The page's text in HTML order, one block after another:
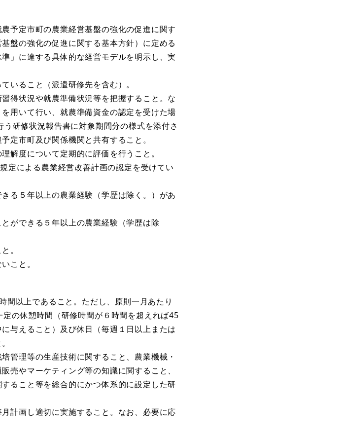
予定市町の農業経営基盤の強化の促進に関す
盤の強化の促進に関する基本方針）に定める
」に達する具体的な経営モデルを明示し、実
ること（派遣研修先を含む）。
得状況や就農準備状況等を把握すること。な
用いて行い、就農準備資金の認定を受けた場
研修状況報告書に対象期間分の様式を添付さ
定市町及び関係機関と共有すること。
度について定期的に評価を行うこと。
による農業経営改善計画の認定を受けてい
る５年以上の農業経験（学歴は除く。）があ
ができる５年以上の農業経験（学歴は除
。
こと。
以上であること。ただし、原則一月あたり
の休憩時間（研修時間が６時間を超えれば45
与えること）及び休日（毎週１日以上または
理等の生産技術に関すること、農業機械・
売やマーケティング等の知識に関すること、
ること等を総合的にかつ体系的に設定した研
計画し適切に実施すること。なお、必要に応